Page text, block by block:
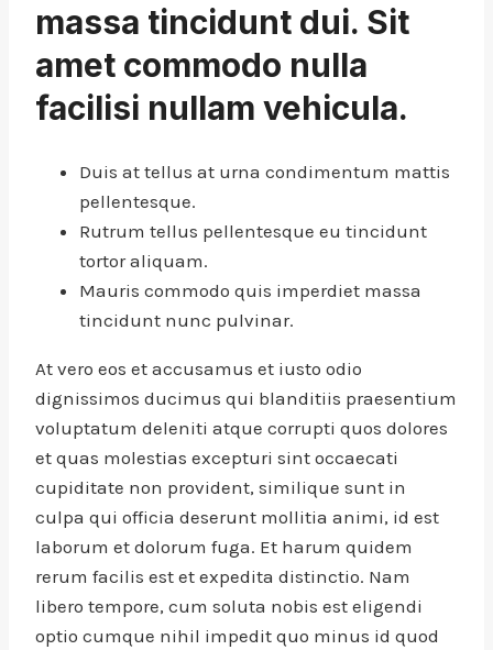
massa tincidunt dui. Sit
amet commodo nulla
facilisi nullam vehicula.
Duis at tellus at urna condimentum mattis
pellentesque.
Rutrum tellus pellentesque eu tincidunt
tortor aliquam.
Mauris commodo quis imperdiet massa
tincidunt nunc pulvinar.
At vero eos et accusamus et iusto odio
dignissimos ducimus qui blanditiis praesentium
voluptatum deleniti atque corrupti quos dolores
et quas molestias excepturi sint occaecati
cupiditate non provident, similique sunt in
culpa qui officia deserunt mollitia animi, id est
laborum et dolorum fuga. Et harum quidem
rerum facilis est et expedita distinctio. Nam
libero tempore, cum soluta nobis est eligendi
optio cumque nihil impedit quo minus id quod